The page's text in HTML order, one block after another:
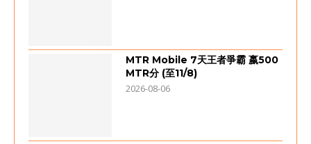
MTR Mobile 7天王者爭霸 嬴500
MTR分 (至11/8)
2026-08-06